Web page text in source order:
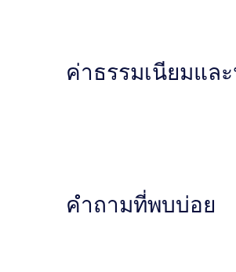
ค่าธรรมเนียมแล
คำถามที่พบบ่อย